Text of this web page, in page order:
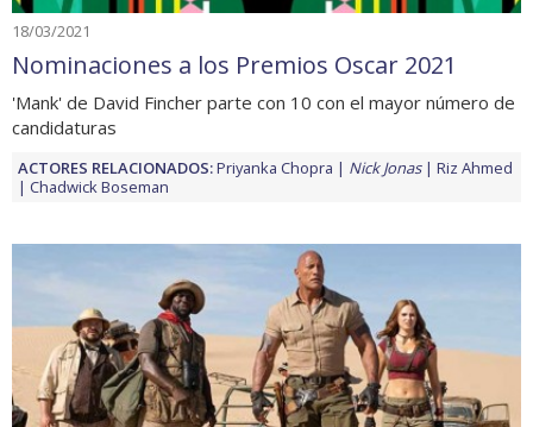
18/03/2021
Nominaciones a los Premios Oscar 2021
'Mank' de David Fincher parte con 10 con el mayor número de
candidaturas
ACTORES RELACIONADOS:Priyanka Chopra Nick Jonas
Riz Ahmed
Chadwick Boseman